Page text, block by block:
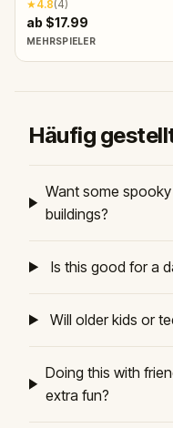
★4.8(4)
ab $17.99
MEHRSPIELER
Häufig
Want some
buildings?
Is this good for a
Will older kids or
Doing this with
extra fun?